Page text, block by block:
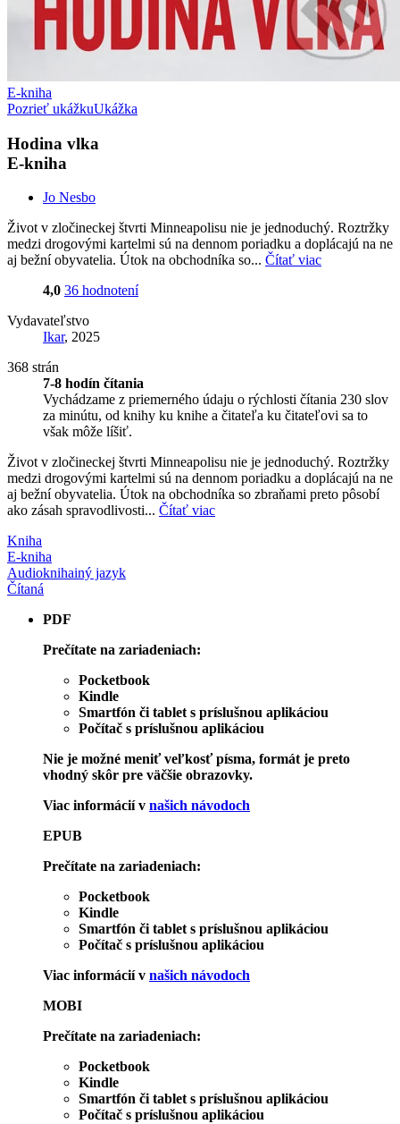
E-kniha
Pozrieť ukážkuUkážka
Hodina vlka
E-kniha
Jo Nesbo
Život v zločineckej štvrti Minneapolisu nie je jednoduchý. Roztržky
medzi drogovými kartelmi sú na dennom poriadku a doplácajú na ne
aj bežní obyvatelia. Útok na obchodníka so... Čítať viac
4,0 36 hodnotení
Vydavateľstvo
Ikar, 2025
368 strán
7-8 hodín čítania
Vychádzame z priemerného údaju o rýchlosti čítania 230 slov
za minútu, od knihy ku knihe a čitateľa ku čitateľovi sa to
však môže líšiť.
Život v zločineckej štvrti Minneapolisu nie je jednoduchý. Roztržky
medzi drogovými kartelmi sú na dennom poriadku a doplácajú na ne
aj bežní obyvatelia. Útok na obchodníka so zbraňami preto pôsobí
ako zásah spravodlivosti... Čítať viac
Kniha
E-kniha
Audioknihainý jazyk
Čítaná
PDF
Prečítate na zariadeniach:
Pocketbook
Kindle
Smartfón či tablet s príslušnou aplikáciou
Počítač s príslušnou aplikáciou
Nie je možné meniť veľkosť písma, formát je preto
vhodný skôr pre väčšie obrazovky.
Viac informácií v našich návodoch
EPUB
Prečítate na zariadeniach:
Pocketbook
Kindle
Smartfón či tablet s príslušnou aplikáciou
Počítač s príslušnou aplikáciou
Viac informácií v našich návodoch
MOBI
Prečítate na zariadeniach:
Pocketbook
Kindle
Smartfón či tablet s príslušnou aplikáciou
Počítač s príslušnou aplikáciou